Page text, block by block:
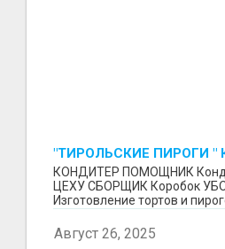
"ТИРОЛЬСКИЕ ПИРОГИ "
ФАБРИКА "КРУГ "
КОНДИТЕР ПОМОЩНИК
ЦЕХУ СБОРЩИК Коробок
Изготовление тортов и
Август 26, 2025